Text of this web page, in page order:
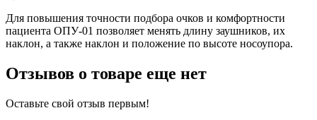
Для повышения точности подбора очков и комфортности
пациента ОПУ-01 позволяет менять длину заушников, их
наклон, а также наклон и положение по высоте носоупора.
Отзывов о товаре еще нет
Оставьте свой отзыв первым!